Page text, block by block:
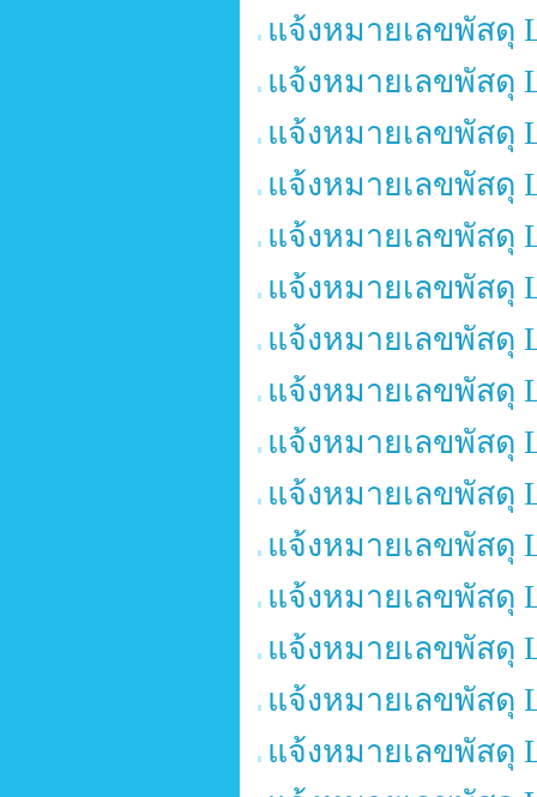
แจ้งหมายเลขพัสดุ
แจ้งหมายเลขพัสดุ
แจ้งหมายเลขพัสดุ
แจ้งหมายเลขพัสดุ
แจ้งหมายเลขพัสดุ
แจ้งหมายเลขพัสดุ
แจ้งหมายเลขพัสดุ
แจ้งหมายเลขพัสดุ
แจ้งหมายเลขพัสดุ
แจ้งหมายเลขพัสดุ
แจ้งหมายเลขพัสดุ
แจ้งหมายเลขพัสดุ
แจ้งหมายเลขพัสดุ
แจ้งหมายเลขพัสดุ
แจ้งหมายเลขพัสดุ